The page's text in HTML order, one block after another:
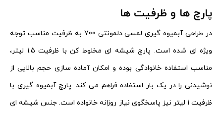
پارچ ها و ظرفیت ها
در طراحی آبمیوه گیری لمسی دلمونتی 700 به ظرفیت مناسب توجه
ویژه ای شده است. پارچ شیشه ای مخلوط کن با ظرفیت 1.5 لیتر،
مناسب استفاده خانوادگی بوده و امکان آماده سازی حجم بالایی از
نوشیدنی را در یک بار استفاده فراهم می کند. پارچ آبمیوه گیری با
ظرفیت 1 لیتر نیز پاسخگوی نیاز روزانه خانواده است. جنس شیشه ای